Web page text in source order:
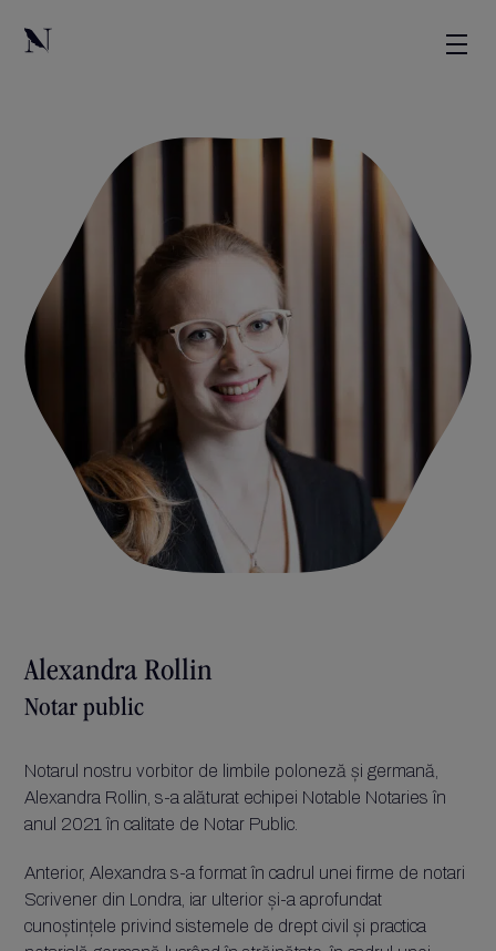
Alexandra Rollin
Notar public
Notarul nostru vorbitor de limbile poloneză și germană,
Alexandra Rollin, s-a alăturat echipei Notable Notaries în
anul 2021 în calitate de Notar Public.
Anterior, Alexandra s-a format în cadrul unei firme de notari
Scrivener din Londra, iar ulterior și-a aprofundat
cunoștințele privind sistemele de drept civil și practica